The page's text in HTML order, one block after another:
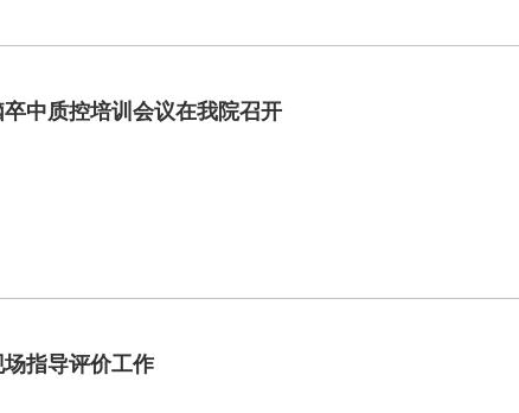
中质控培训会议在我院召开
指导评价工作